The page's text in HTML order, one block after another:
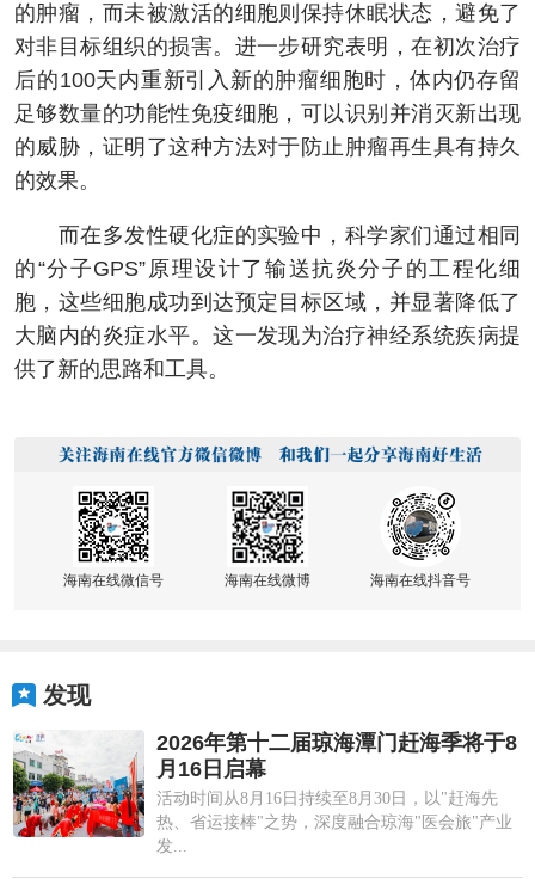
的肿瘤，而未被激活的细胞则保持休眠状态，避免了
对非目标组织的损害。进一步研究表明，在初次治疗
后的100天内重新引入新的肿瘤细胞时，体内仍存留
足够数量的功能性免疫细胞，可以识别并消灭新出现
的威胁，证明了这种方法对于防止肿瘤再生具有持久
的效果。
而在多发性硬化症的实验中，科学家们通过相同
的“分子GPS”原理设计了输送抗炎分子的工程化细
胞，这些细胞成功到达预定目标区域，并显著降低了
大脑内的炎症水平。这一发现为治疗神经系统疾病提
供了新的思路和工具。
海南在线微信号 海南在线微博 海南在线抖音号
发现
2026年第十二届琼海潭门赶海季将于8
月16日启幕
活动时间从8月16日持续至8月30日，以"赶海先
热、省运接棒"之势，深度融合琼海"医会旅"产业
发...